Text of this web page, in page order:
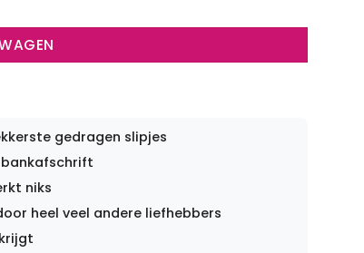
gedragen slipjes
bankafschrift
niks
heel veel andere liefhebbers